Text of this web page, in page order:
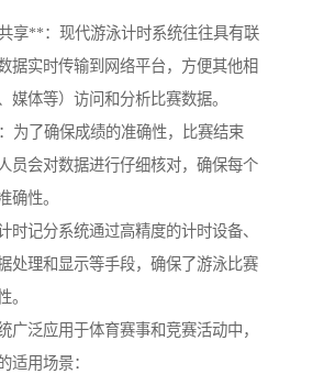
享**：现代游泳计时系统往往具有联
据实时传输到网络平台，方便其他相
媒体等）访问和分析比赛数据。
为了确保成绩的准确性，比赛结束
员会对数据进行仔细核对，确保每个
确性。
时记分系统通过高精度的计时设备、
处理和显示等手段，确保了游泳比赛
。
广泛应用于体育赛事和竞赛活动中，
适用场景：